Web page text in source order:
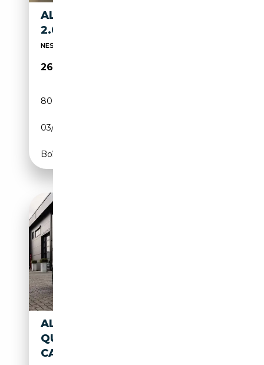
ALFA ROMEO GIULIA GIULIA
2.0 T SPRINT 200CV AUTO
NESSUN OBBLIGO DI FINANZIAMENTO!!!!!!!
26 900€
80 000 km
03/2020
Boîte automatique
ALFA ROMEO GIULIA 2.9 V6
QUADRIFOGLIO, 510 PK,
CARBON, CAMERA, SPORT